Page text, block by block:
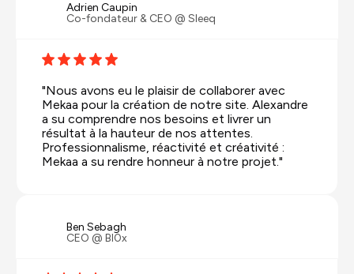
toute personne ou entreprise souhaitant un
site Webflow de haute qualité. Merci encore à
Adrien Caupin
Co-fondateur & CEO @ Sleeq
"Nous avons eu le plaisir de collaborer avec
Mekaa pour la création de notre site. Alexandre
a su comprendre nos besoins et livrer un
résultat à la hauteur de nos attentes.
Professionnalisme, réactivité et créativité :
Mekaa a su rendre honneur à notre projet."
Ben Sebagh
CEO @ Bl0x